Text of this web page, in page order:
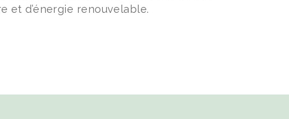
et d’énergie renouvelable.